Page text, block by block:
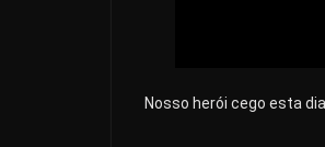
Nosso herói cego esta